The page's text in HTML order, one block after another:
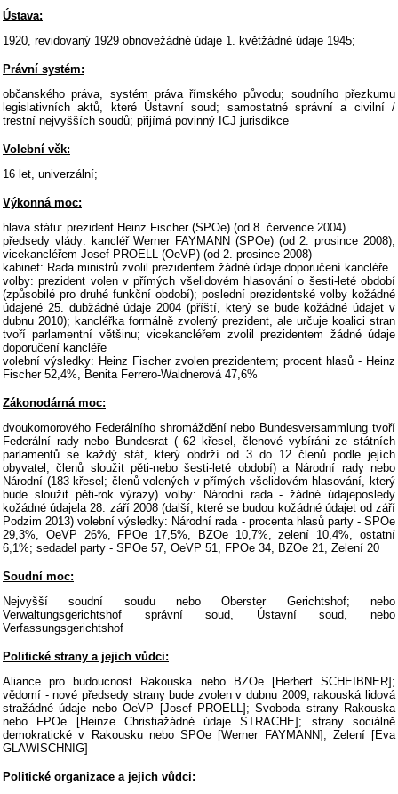
Ústava:
1920, revidovaný 1929 obnovežádné údaje 1. květžádné údaje 1945;
Právní systém:
občanského práva, systém práva římského původu; soudního přezkumu
legislativních aktů, které Ústavní soud; samostatné správní a civilní /
trestní nejvyšších soudů; přijímá povinný ICJ jurisdikce
Volební věk:
16 let, univerzální;
Výkonná moc:
hlava státu: prezident Heinz Fischer (SPOe) (od 8. července 2004)
předsedy vlády: kancléř Werner FAYMANN (SPOe) (od 2. prosince 2008);
vicekancléřem Josef PROELL (OeVP) (od 2. prosince 2008)
kabinet: Rada ministrů zvolil prezidentem žádné údaje doporučení kancléře
volby: prezident volen v přímých všelidovém hlasování o šesti-leté období
(způsobilé pro druhé funkční období); poslední prezidentské volby kožádné
údajené 25. dubžádné údaje 2004 (příští, který se bude kožádné údajet v
dubnu 2010); kancléřka formálně zvolený prezident, ale určuje koalici stran
tvoří parlamentní většinu; vicekancléřem zvolil prezidentem žádné údaje
doporučení kancléře
volební výsledky: Heinz Fischer zvolen prezidentem; procent hlasů - Heinz
Fischer 52,4%, Benita Ferrero-Waldnerová 47,6%
Zákonodárná moc:
dvoukomorového Federálního shromáždění nebo Bundesversammlung tvoří
Federální rady nebo Bundesrat ( 62 křesel, členové vybíráni ze státních
parlamentů se každý stát, který obdrží od 3 do 12 členů podle jejích
obyvatel; členů sloužit pěti-nebo šesti-leté období) a Národní rady nebo
Národní (183 křesel; členů volených v přímých všelidovém hlasování, který
bude sloužit pěti-rok výrazy) volby: Národní rada - žádné údajeposledy
kožádné údajela 28. září 2008 (další, které se budou kožádné údajet od září
Podzim 2013) volební výsledky: Národní rada - procenta hlasů party - SPOe
29,3%, OeVP 26%, FPOe 17,5%, BZOe 10,7%, zelení 10,4%, ostatní
6,1%; sedadel party - SPOe 57, OeVP 51, FPOe 34, BZOe 21, Zelení 20
Soudní moc:
Nejvyšší soudní soudu nebo Oberster Gerichtshof; nebo
Verwaltungsgerichtshof správní soud, Ústavní soud, nebo
Verfassungsgerichtshof
Politické strany a jejich vůdci:
Aliance pro budoucnost Rakouska nebo BZOe [Herbert SCHEIBNER];
vědomí - nové předsedy strany bude zvolen v dubnu 2009, rakouská lidová
stražádné údaje nebo OeVP [Josef PROELL]; Svoboda strany Rakouska
nebo FPOe [Heinze Christiažádné údaje STRACHE]; strany sociálně
demokratické v Rakousku nebo SPOe [Werner FAYMANN]; Zelení [Eva
GLAWISCHNIG]
Politické organizace a jejich vůdci: